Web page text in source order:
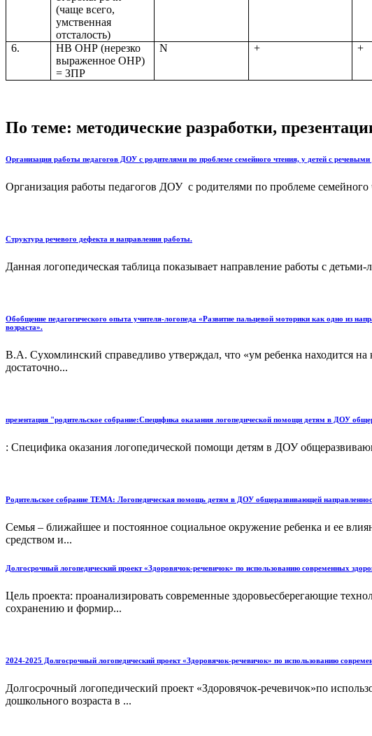
(чаще всего,
умственная
отсталость)
6.
НВ ОНР (нерезко
выраженное ОНР)
= ЗПР
N + +
По теме: методические разработки,
Организация работы педагогов ДОУ с родителями по проблеме семейного чтения, у детей с
Организация работы педагогов ДОУ с родителями по проблеме семейного
Структура речевого дефекта и направления работы.
Данная логопедическая таблица показывает направление работы с
Обобщение педагогического опыта учителя-логопеда «Развитие пальцевой моторики как одно из
возраста».
В.А. Сухомлинский справедливо утверждал, что «ум ребенка находится
достаточно...
презентация "родительское собрание:Специфика оказания логопедической помощи детям в ДОУ
: Специфика оказания логопедической помощи детям в ДОУ
Родительское собрание ТЕМА: Логопедическая помощь детям в ДОУ общеразвивающей
Семья – ближайшее и постоянное социальное окружение ребенка и ее
средством и...
Долгосрочный логопедический проект «Здоровячок-речевичок» по использованию современных
Цель проекта: проанализировать современные здоровьесберегающие
сохранению и формир...
2024-2025 Долгосрочный логопедический проект «Здоровячок-речевичок» по использованию
Долгосрочный логопедический проект «Здоровячок-речевичок»по
дошкольного возраста в ...